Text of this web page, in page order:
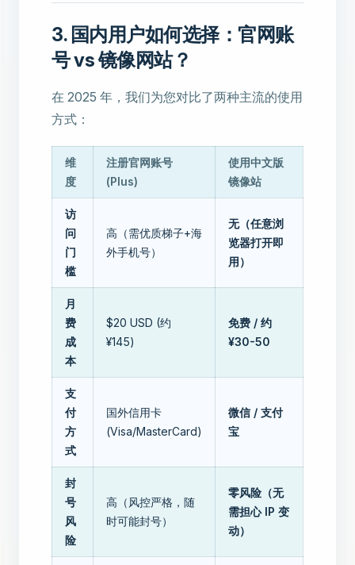
3. 国内用户如何选择：官网账
号 vs 镜像网站？
在 2025 年，我们为您对比了两种主流的使用
方式：
维
度
注册官网账号
(Plus)
使用中文版
镜像站
访
问
门
槛
高（需优质梯子+海
外手机号）
无（任意浏
览器打开即
用）
月
费
成
本
$20 USD (约
¥145)
免费 / 约
¥30-50
支
付
方
式
国外信用卡
(Visa/MasterCard)
微信 / 支付
宝
封
号
风
险
高（风控严格，随
时可能封号）
零风险（无
需担心 IP 变
动）